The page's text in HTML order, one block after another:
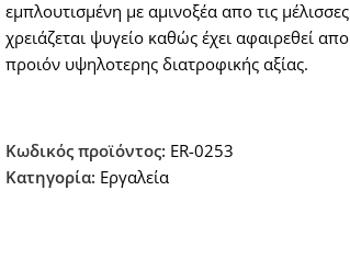
εμπλουτισμένη με αμινοξέα απο τις
χρειάζεται ψυγείο καθώς έχει αφαιρεθεί
προιόν υψηλοτερης διατροφικής αξίας.
Κωδικός προϊόντος: ER-0253
Κατηγορία: Εργαλεία